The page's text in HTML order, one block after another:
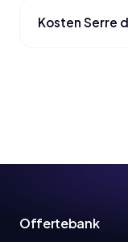
Kosten Serre
Offertebank